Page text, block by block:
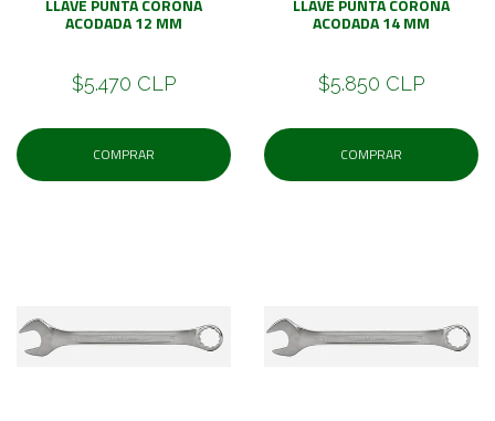
LLAVE PUNTA CORONA
ACODADA 12 MM
$5.470 CLP
COMPRAR
LLAVE PUNTA CORONA
ACODADA 14 MM
$5.850 CLP
COMPRAR